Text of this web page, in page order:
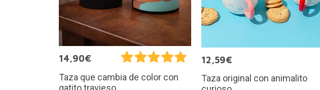
14,90€
Taza que cambia de color con
gatito travieso
12,59€
Taza original con animalito